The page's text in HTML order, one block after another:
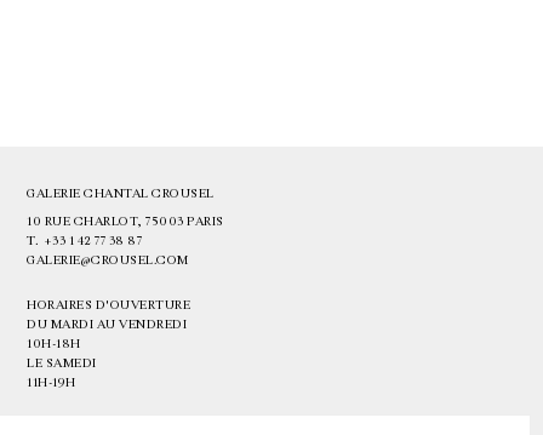
GALERIE CHANTAL CROUSEL
10 RUE CHARLOT, 75003 PARIS
T. +33 1 42 77 38 87
GALERIE@CROUSEL.COM
HORAIRES D'OUVERTURE
DU MARDI AU VENDREDI
10H-18H
LE SAMEDI
11H-19H